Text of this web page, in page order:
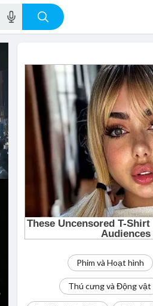
Phim và Hoạt hình
Thú cưng và Động vật